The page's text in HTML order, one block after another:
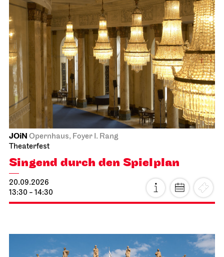
JOiN Opernhaus, Foyer I. Rang
Theaterfest
Singend durch den Spielplan
20.09.2026
13:30 - 14:30